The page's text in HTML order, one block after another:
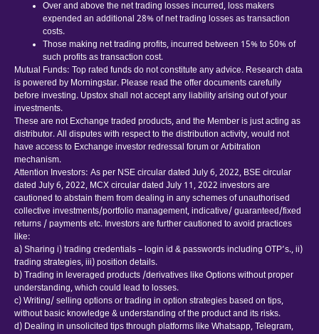
Over and above the net trading losses incurred, loss makers
expended an additional 28% of net trading losses as transaction
costs.
Those making net trading profits, incurred between 15% to 50% of
such profits as transaction cost.
Mutual Funds: Top rated funds do not constitute any advice. Research data
is powered by Morningstar. Please read the offer documents carefully
before investing. Upstox shall not accept any liability arising out of your
investments.
These are not Exchange traded products, and the Member is just acting as
distributor. All disputes with respect to the distribution activity, would not
have access to Exchange investor redressal forum or Arbitration
mechanism.
Attention Investors: As per NSE circular dated July 6, 2022, BSE circular
dated July 6, 2022, MCX circular dated July 11, 2022 investors are
cautioned to abstain them from dealing in any schemes of unauthorised
collective investments/portfolio management, indicative/ guaranteed/fixed
returns / payments etc. Investors are further cautioned to avoid practices
like:
a) Sharing i) trading credentials – login id & passwords including OTP’s., ii)
trading strategies, iii) position details.
b) Trading in leveraged products /derivatives like Options without proper
understanding, which could lead to losses.
c) Writing/ selling options or trading in option strategies based on tips,
without basic knowledge & understanding of the product and its risks.
d) Dealing in unsolicited tips through platforms like Whatsapp, Telegram,